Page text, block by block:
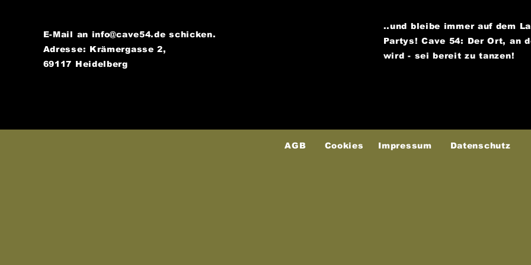
E-Mail an info@cave54.de schicken.
Adresse: Krämergasse 2,
69117 Heidelberg
..und bleibe immer auf dem
Partys!Cave 54: Der Ort, an
wird - sei bereit zu tanzen!
AGB Cookies Impressum Datenschutz